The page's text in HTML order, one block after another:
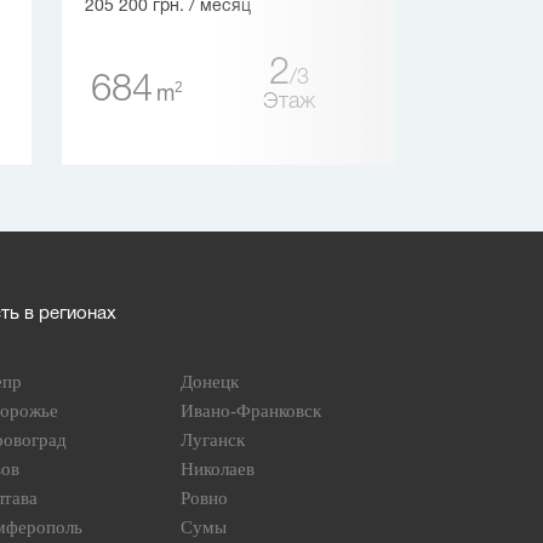
205 200 грн. / месяц
684 m2 2 3
Этаж
в регионах
Донецк
Ивано-Франковск
Луганск
Николаев
Ровно
Сумы